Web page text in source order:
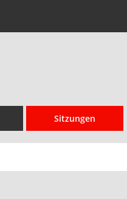
Sitzungen